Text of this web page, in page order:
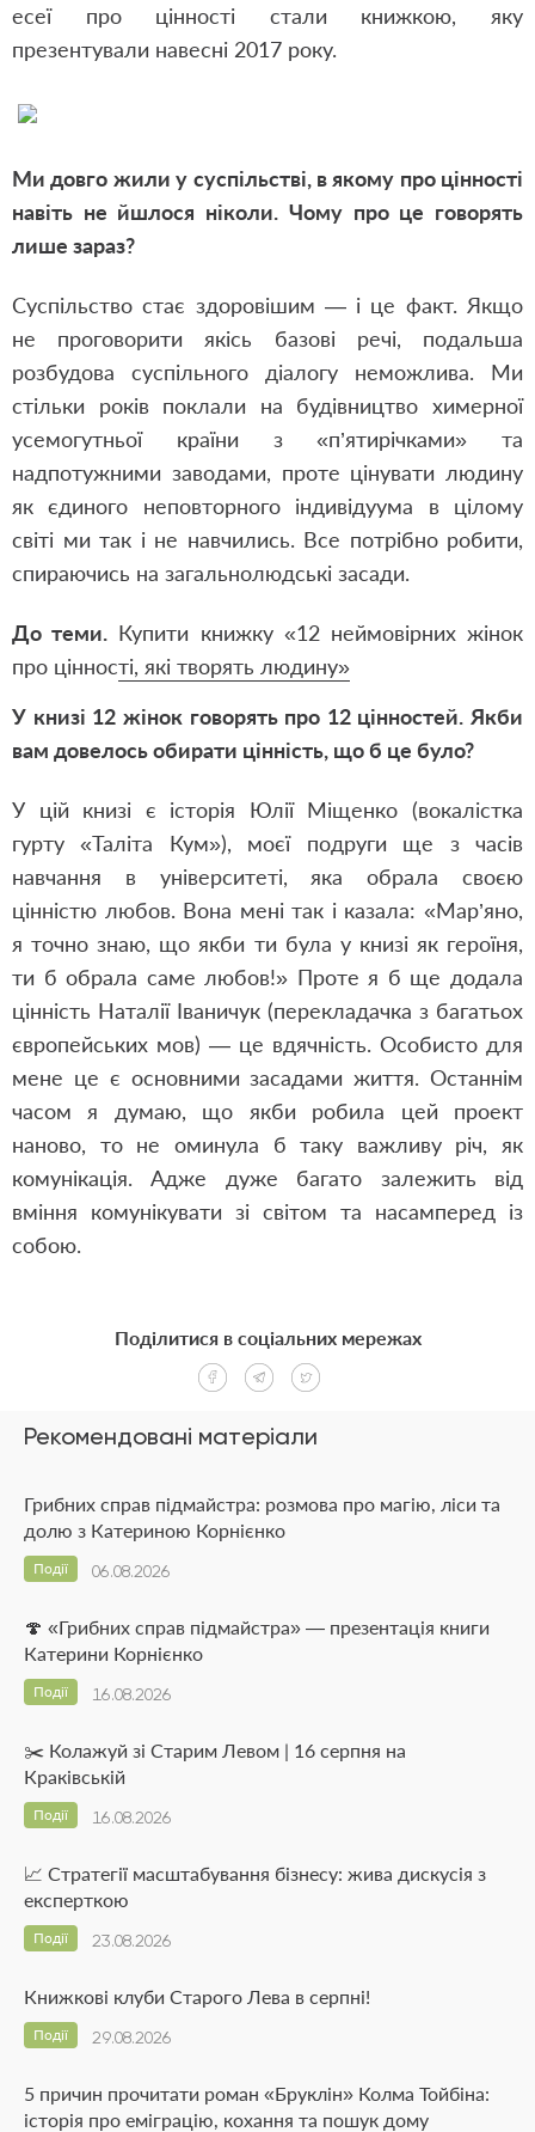
есеї про цінності стали книжкою, яку
презентували навесні 2017 року.
Ми довго жили у суспільстві, в якому про цінності
навіть не йшлося ніколи. Чому про це говорять
лише зараз?
Суспільство стає здоровішим — і це факт. Якщо
не проговорити якісь базові речі, подальша
розбудова суспільного діалогу неможлива. Ми
стільки років поклали на будівництво химерної
усемогутньої країни з «п’ятирічками» та
надпотужними заводами, проте цінувати людину
як єдиного неповторного індивідуума в цілому
світі ми так і не навчились. Все потрібно робити,
спираючись на загальнолюдські засади.
До теми. Купити книжку «12 неймовірних жінок
про цінності, які творять людину»
У книзі 12 жінок говорять про 12 цінностей. Якби
вам довелось обирати цінність, що б це було?
У цій книзі є історія Юлії Міщенко (вокалістка
гурту «Таліта Кум»), моєї подруги ще з часів
навчання в університеті, яка обрала своєю
цінністю любов. Вона мені так і казала: «Мар’яно,
я точно знаю, що якби ти була у книзі як героїня,
ти б обрала саме любов!» Проте я б ще додала
цінність Наталії Іваничук (перекладачка з багатьох
європейських мов) — це вдячність. Особисто для
мене це є основними засадами життя. Останнім
часом я думаю, що якби робила цей проект
наново, то не оминула б таку важливу річ, як
комунікація. Адже дуже багато залежить від
вміння комунікувати зі світом та насамперед із
собою.
Рекомендовані матеріали
Грибних справ підмайстра: розмова про магію, ліси та
долю з Катериною Корнієнко
06.08.2026
Події
🍄 «Грибних справ підмайстра» — презентація книги
Катерини Корнієнко
16.08.2026
Події
✂️ Колажуй зі Старим Левом | 16 серпня на
Краківській
16.08.2026
Події
📈 Стратегії масштабування бізнесу: жива дискусія з
експерткою
23.08.2026
Події
Книжкові клуби Старого Лева в серпні!
29.08.2026
Події
5 причин прочитати роман «Бруклін» Колма Тойбіна:
історія про еміграцію, кохання та пошук дому
Поділитися в соціальних мережах